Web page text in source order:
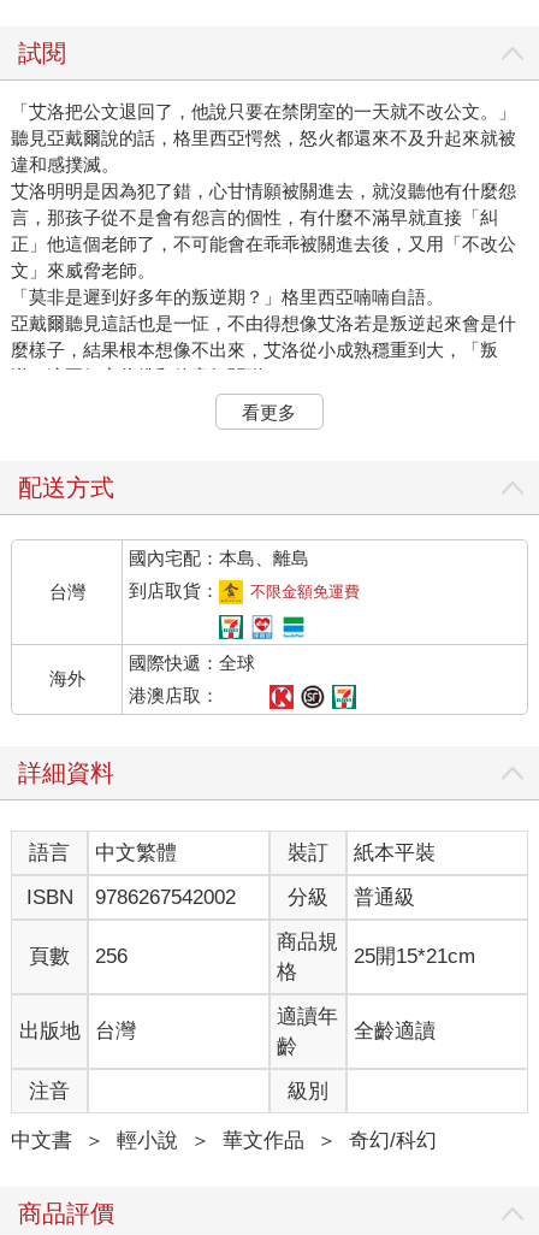
試閱
「艾洛把公文退回了，他說只要在禁閉室的一天就不改公文。」
聽見亞戴爾說的話，格里西亞愕然，怒火都還來不及升起來就被
違和感撲滅。
艾洛明明是因為犯了錯，心甘情願被關進去，就沒聽他有什麼怨
言，那孩子從不是會有怨言的個性，有什麼不滿早就直接「糾
正」他這個老師了，不可能會在乖乖被關進去後，又用「不改公
文」來威脅老師。
「莫非是遲到好多年的叛逆期？」格里西亞喃喃自語。
亞戴爾聽見這話也是一怔，不由得想像艾洛若是叛逆起來會是什
麼樣子，結果根本想像不出來，艾洛從小成熟穩重到大，「叛
逆」這兩個字彷彿和他毫無關聯。
但話又說回來，艾洛當年還是個小少年就敢跟著魔王走，成為實
習太陽騎士後，他竟能不完全被老師壓制，反而還多次勸告老師
亞戴爾突然有個猜想，艾洛若是叛逆起來，說不定會出乎意料地
「亞戴爾？」
亞戴爾回過神來，一眼就望見自家隊長滿臉的疑惑，連忙補充說
明狀況：「十二名小騎士現在都在禁閉室。」
這是什麼狀況？難道大夥閒著沒事關學生為樂？
格里西亞想了一想，再問：「白雪公主也被關進去了嗎？我怎麼
不知道白雲有管過他家學生，不都是白雪公主整天找老師找不著
嗎？」
「是斯雪。」亞戴爾反射性糾正，白雪公主這綽號實在太奇怪
咳，他什麼都沒說！立刻回歸正題！
「艾洛請您去找魔獄騎士長聊聊為何要關路加，只要路加在禁閉
室一天，所有小騎士都不出禁閉室，也不會幫忙老師處理工
作。」
「和羅蘭有關？」
格里西亞皺緊眉頭，該不會是之前「出差」的後遺症還在吧？那
明明是他的錯——好吧，是「魔王」的錯，雖然結果是羅蘭先出
手，但沒有因哪有果，怎麼能怪羅蘭呢？
格里西亞苦惱地說：「明早我再去找他問問。」
「為什麼不現在就過去？」亞戴爾有些不解，反正魔獄騎士長不
需睡覺，晚上多半在改公文，完全沒有打擾到的可能性。
「我得先想想該怎麼問他。」
格里西亞有點遲疑地想著自己或許該先去問問路加？羅蘭的嘴實
在太硬了，若是堅決不肯說，他還真拿對方沒有辦法。
聽到隊長這麼說，亞戴爾想起魔獄騎士長的性格，理解地點了點
門，一見外頭景象便是一愣，但想接下來應該沒自己的事了，乾
脆順勢直接離開。
看更多
配送方式
台灣
國內宅配：本島、離島
到店取貨：
不限金額免運費
海外
國際快遞：全球
港澳店取：
詳細資料
語言 中文繁體 裝訂
紙本平裝
ISBN
9786267542002 分級 普通級
頁數 256
商品規
格
25開15*21cm
出版地 台灣
適讀年
齡
全齡適讀
注音 級別
中文書 ＞ 輕小說 ＞ 華文作品 ＞ 奇幻/科幻
商品評價